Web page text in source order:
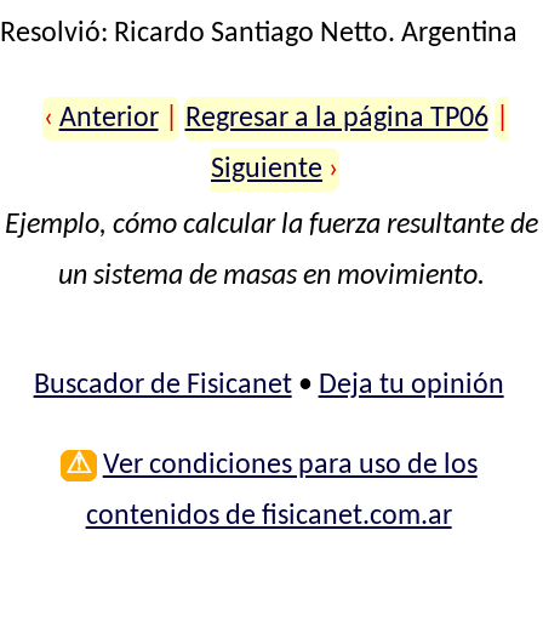
Resolvió: Ricardo Santiago Netto. Argentina
‹ Anterior Regresar a la página TP06
Siguiente ›
Ejemplo, cómo calcular la fuerza resultante de
un sistema de masas en movimiento.
Buscador de Fisicanet• Deja tu opinión
⚠ Ver condiciones para uso de los
contenidos de fisicanet.com.ar